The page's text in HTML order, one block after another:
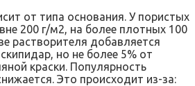
от типа основания. У пористых
200 г/м2, на более плотных 100
растворителя добавляется
но не более 5% от
краски. Популярность
Это происходит из-за: